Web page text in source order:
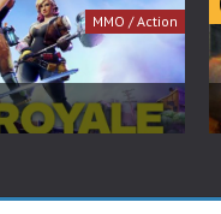
MMO / Action